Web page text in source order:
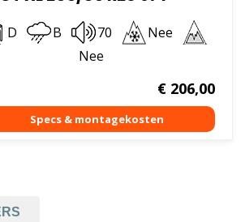
D B 70
Nee
Nee
€206,00